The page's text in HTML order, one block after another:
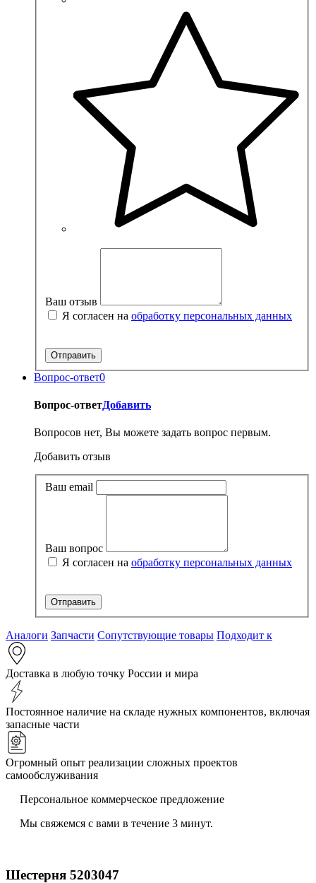
Ваш отзыв
Я согласен на обработку персональных данных
Вопрос-ответ0
Вопрос-ответДобавить
Вопросов нет, Вы можете задать вопрос первым.
Добавить отзыв
Ваш email
Ваш вопрос
Я согласен на обработку персональных данных
Аналоги Запчасти Сопутствующие товары Подходит к
Доставка в любую точку России и мира
Постоянное наличие на складе нужных компонентов, включая
запасные части
Огромный опыт реализации сложных проектов
самообслуживания
Персональное коммерческое предложение
Мы свяжемся с вами в течение 3 минут.
Шестерня 5203047